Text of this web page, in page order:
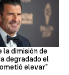
la dimisión de
degradado el
elevar"